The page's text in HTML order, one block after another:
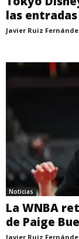
las
Javier Ruiz
Noticias
La WNBA
de Paige
Javier Ruiz